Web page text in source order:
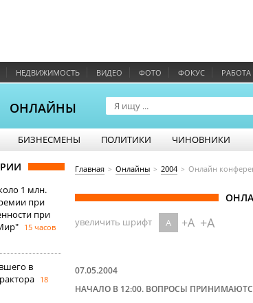
НЕДВИЖИМОСТЬ ВИДЕО ФОТО ФОКУС РАБОТА
ОНЛАЙНЫ
БИЗНЕСМЕНЫ ПОЛИТИКИ ЧИНОВНИКИ
1 млн.
при
при
15 часов
в
18
Главная Онлайны 2004 Онлайн
увеличить шрифт A +A +A
07.05.2004
НАЧАЛО В 12:00. ВОПРОСЫ